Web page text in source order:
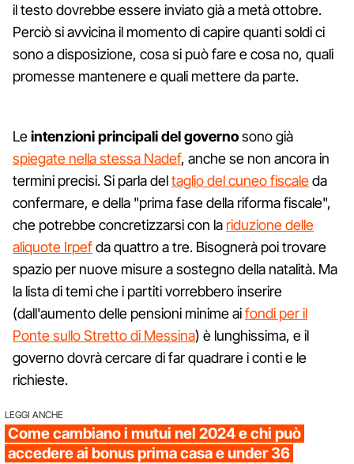
il testo dovrebbe essere inviato già a metà ottobre.
Perciò si avvicina il momento di capire quanti soldi ci
sono a disposizione, cosa si può fare e cosa no, quali
promesse mantenere e quali mettere da parte.
Leintenzioni principali del governosono già
spiegate nella stessa Nadef, anche se non ancora in
termini precisi. Si parla deltaglio del cuneo fiscaleda
confermare, e della "prima fase della riforma fiscale",
che potrebbe concretizzarsi con la riduzione delle
aliquote Irpefda quattro a tre. Bisognerà poi trovare
spazio per nuove misure a sostegno della natalità. Ma
la lista di temi che i partiti vorrebbero inserire
(dall'aumento delle pensioni minime aifondi per il
Ponte sullo Stretto di Messina) è lunghissima, e il
governo dovrà cercare di far quadrare i conti e le
richieste.
LEGGI ANCHE
Come cambiano i mutui nel 2024 e chi può
accedere ai bonus prima casa e under 36